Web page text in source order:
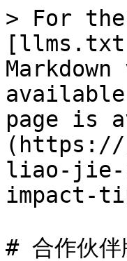
> For
page is
(https://
liao-jie-
impact-
# 合作伙